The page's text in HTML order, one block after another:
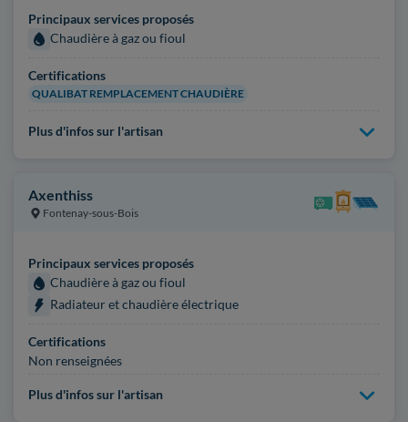
Principaux services proposés
Chaudière à gaz ou fioul
Certifications
QUALIBAT REMPLACEMENT CHAUDIÈRE
Plus d'infos sur l'artisan
Axenthiss
Fontenay-sous-Bois
Principaux services proposés
Chaudière à gaz ou fioul
Radiateur et chaudière électrique
Certifications
Non renseignées
Plus d'infos sur l'artisan